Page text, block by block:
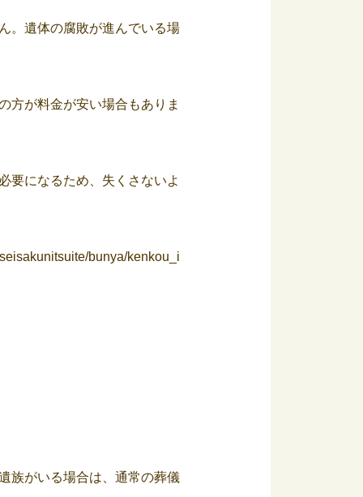
。遺体の腐敗が進んでいる場
方が料金が安い場合もありま
要になるため、失くさないよ
bunya/kenkou_i
族がいる場合は、通常の葬儀